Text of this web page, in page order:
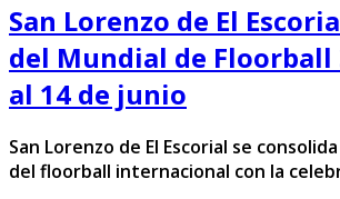
San Lorenzo de El
del Mundial de Floorball
al 14 de junio
San Lorenzo de El Escorial se
del floorball internacional con la